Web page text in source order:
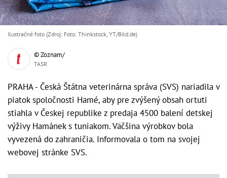
Ilustračné foto (Zdroj: Foto: Thinkstock, YT/Bild.de)
© Zoznam/
TASR
PRAHA - Česká Štátna veterinárna správa (SVS) nariadila v
piatok spoločnosti Hamé, aby pre zvýšený obsah ortuti
stiahla v Českej republike z predaja 4500 balení detskej
výživy Hamánek s tuniakom. Väčšina výrobkov bola
vyvezená do zahraničia. Informovala o tom na svojej
webovej stránke SVS.